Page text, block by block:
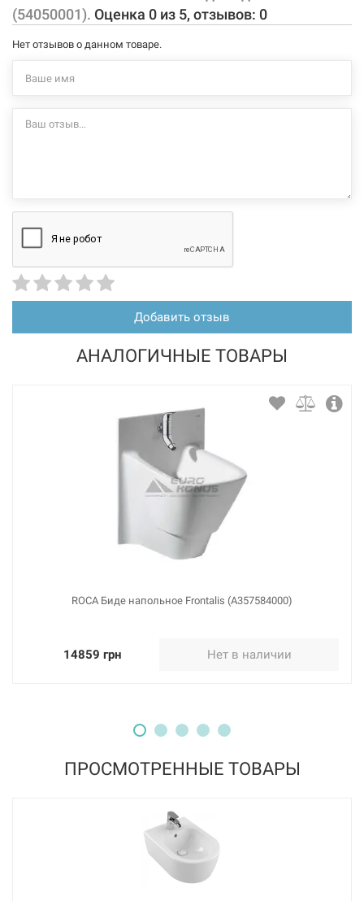
подвесной способ установки
смеситель в комплектацию не входят (заказывается
(54050001). Оценка 0 из 5, отзывов: 0
Нет отзывов о данном товаре.
Добавить отзыв
АНАЛОГИЧНЫЕ ТОВАРЫ
ROCA Биде напольное Frontalis (A357584000)
14859 грн Нет в наличии
ПРОСМОТРЕННЫЕ ТОВАРЫ